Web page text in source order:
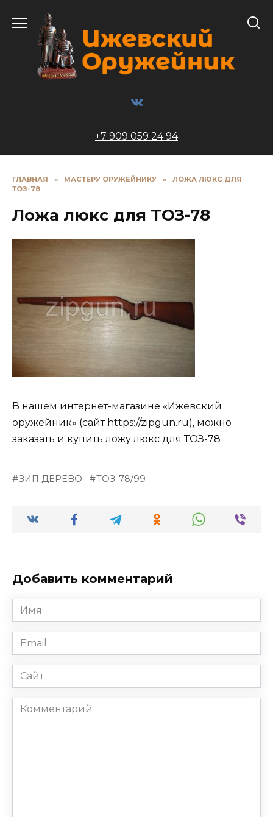
содержанию
+7 909 059 24 94
ГЛАВНАЯ » МАСТЕРУ ОРУЖЕЙНИКУ »
ЛОЖА ЛЮКС ДЛЯ
ТОЗ-78
Ложа люкс для ТОЗ-78
В нашем интернет-магазине «Ижевский
оружейник» (сайт https://zipgun.ru), можно
заказать и купить ложу люкс для ТОЗ-78
ЗИП ДЕРЕВО ТОЗ-78/99
Добавить комментарий
Имя
*
Email
*
Сайт
Комментарий